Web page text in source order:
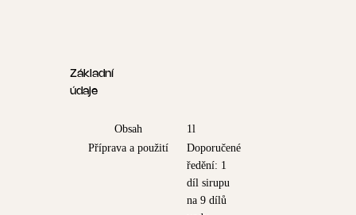
Základní
údaje
Obsah
1l
Příprava a použití
Doporučené
ředění: 1
díl sirupu
na 9 dílů